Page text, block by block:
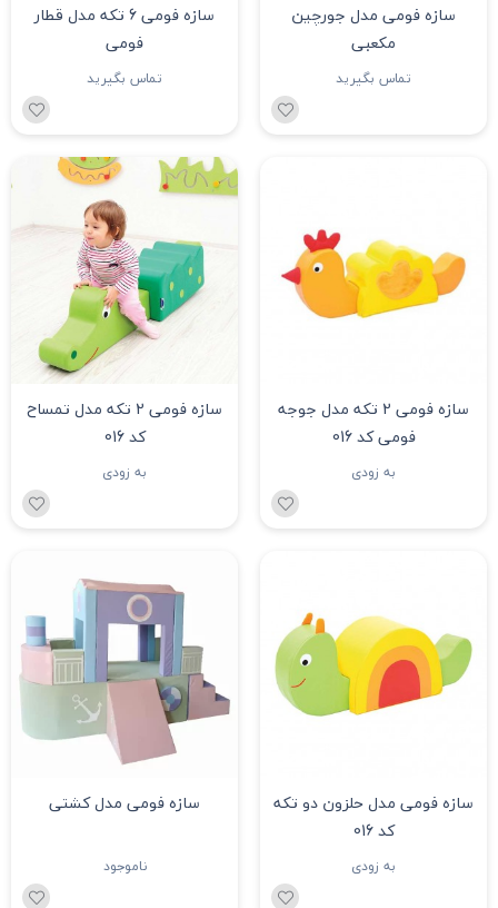
سازه فومی مدل جورچین
مکعبی
تماس بگیرید
سازه فومی 6 تکه مدل قطار
فومی
تماس بگیرید
سازه فومی 2 تکه مدل جوجه
فومی کد 016
به زودی
سازه فومی 2 تکه مدل تمساح
کد 016
به زودی
سازه فومی مدل حلزون دو تکه
کد 016
به زودی
سازه فومی مدل کشتی
ناموجود